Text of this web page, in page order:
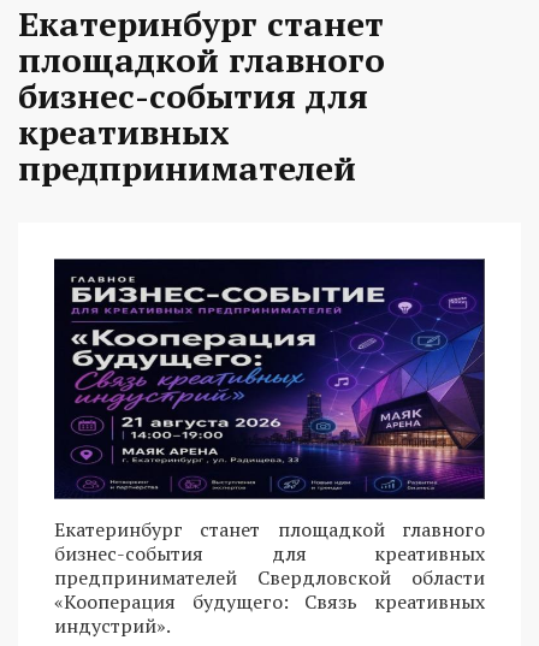
Екатеринбург станет
площадкой главного
бизнес-события для
креативных
предпринимателей
Екатеринбург станет площадкой главного
бизнес-события для креативных
предпринимателей Свердловской области
«Кооперация будущего: Связь креативных
индустрий».